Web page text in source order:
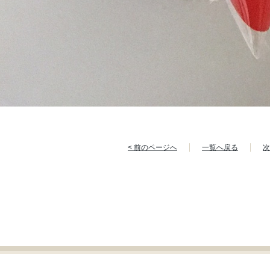
< 前のページへ 一覧へ戻る